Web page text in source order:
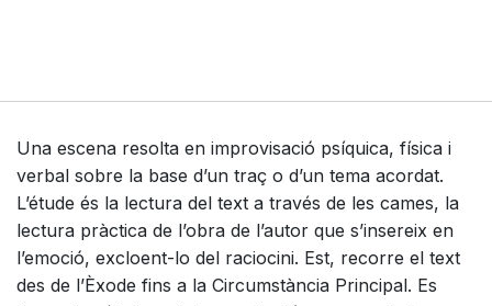
Una escena resolta en improvisació psíquica, física i
verbal sobre la base d’un traç o d’un tema acordat.
L’étude és la lectura del text a través de les cames, la
lectura pràctica de l’obra de l’autor que s’insereix en
l’emoció, excloent-lo del raciocini. Est, recorre el text
des de l’Èxode fins a la Circumstància Principal. Es